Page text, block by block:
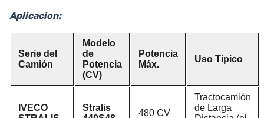
Aplicacion:
Serie del
Camión
Modelo
de
Potencia
(CV)
Potencia
Máx.
Uso Típico
IVECO
Stralis
480 CV
Tractocamión
de Larga